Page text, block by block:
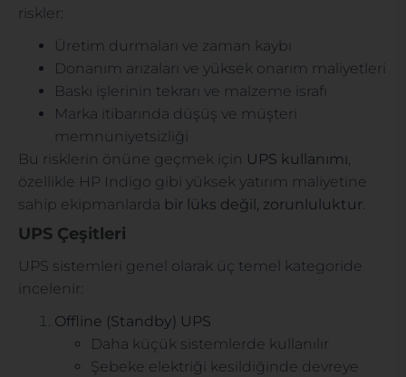
riskler:
Üretim durmaları ve zaman kaybı
Donanım arızaları ve yüksek onarım maliyetleri
Baskı işlerinin tekrarı ve malzeme israfı
Marka itibarında düşüş ve müşteri
memnuniyetsizliği
Bu risklerin önüne geçmek için UPS kullanımı
özellikle HP Indigo gibi yüksek yatırım maliyetine
sahip ekipmanlarda bir lüks değil, zorunluluktur
UPS Çeşitleri
UPS sistemleri genel olarak üç temel kategoride
incelenir:
Offline (Standby) UPS
Daha küçük sistemlerde kullanılır
Şebeke elektriği kesildiğinde devreye